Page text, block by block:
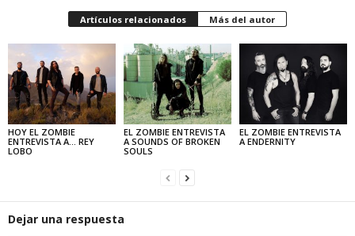
Artículos relacionados Más del autor
HOY EL ZOMBIE
ENTREVISTA A… REY
LOBO
EL ZOMBIE ENTREVISTA
A SOUNDS OF BROKEN
SOULS
EL ZOMBIE ENTREVISTA
A ENDERNITY
Dejar una respuesta